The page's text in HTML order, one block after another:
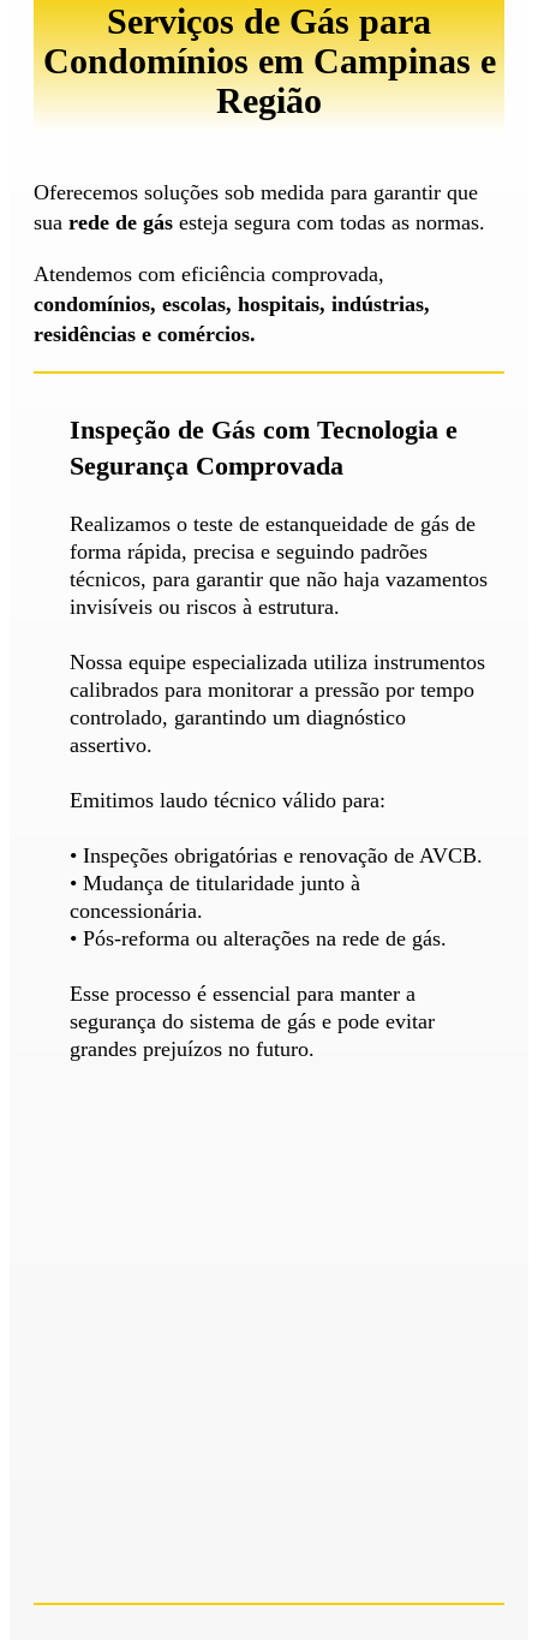
Serviços de Gás para
Condomínios em Campinas e
Região
Oferecemos soluções sob medida para garantir que
sua rede de gás esteja segura com todas as normas.
Atendemos com eficiência comprovada,
condomínios, escolas, hospitais, indústrias,
residências e comércios.
Inspeção de Gás com Tecnologia e
Segurança Comprovada
Realizamos o teste de estanqueidade de gás de
forma rápida, precisa e seguindo padrões
técnicos, para garantir que não haja vazamentos
invisíveis ou riscos à estrutura.
Nossa equipe especializada utiliza instrumentos
calibrados para monitorar a pressão por tempo
controlado, garantindo um diagnóstico
assertivo.
Emitimos laudo técnico válido para:
• Inspeções obrigatórias e renovação de AVCB.
• Mudança de titularidade junto à
concessionária.
• Pós-reforma ou alterações na rede de gás.
Esse processo é essencial para manter a
segurança do sistema de gás e pode evitar
grandes prejuízos no futuro.